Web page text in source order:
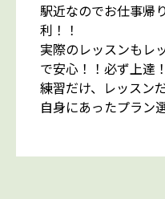
駅近なのでお仕事帰
利！！
実際のレッスンもレ
で安心！！必ず上達
練習だけ、レッスン
自身にあったプラン